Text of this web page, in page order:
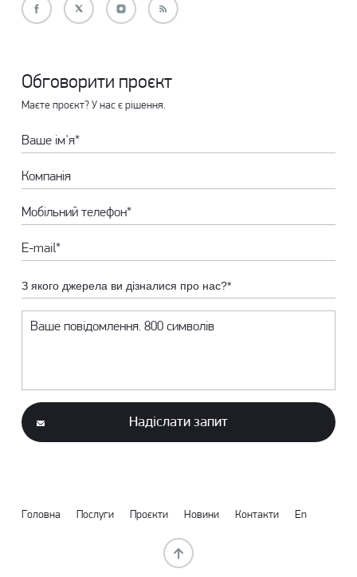
Обговорити проєкт
Маєте проєкт? У нас є рішення.
З якого джерела ви дізналися про нас?*
Надіслати запит
Головна Послуги Проєкти Новини Контакти En